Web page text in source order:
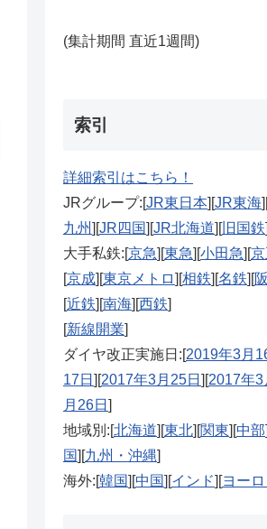
(集計期間 直近1週間)
索引
詳細索引はこちら！
JRグループ:[ JR東日本 JR東海
九州
JR四国 JR北海道 旧国鉄
大手私鉄:[ 京急 東急 小田急
京成 東京メトロ 相鉄 名鉄
近鉄 南海 西鉄
新線開業
ダイヤ改正実施日:[ 2019年3月
17日
2017年3月25日 2017年3
月26日
地域別:[ 北海道 東北 関東 中部
国
九州・沖縄
海外:[ 韓国 中国 インド ヨー